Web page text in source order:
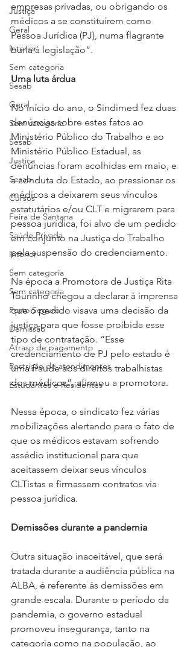
Justiça
Geral
Interior
Sem categoria
Sesab
Geral
Sem categoria
Sesab
Justiça
Sesab
Cursos
Feira de Santana
Saúde Privada
Interior
Sem categoria
Sem categoria
Porto Seguro
Demissão
Atraso de pagamento
Restrição de atendimentos
Estudantes e Residentes
empresas privadas, ou obrigando os
médicos a se constituírem como
Pessoa Jurídica (PJ), numa flagrante
burla à legislação”.
Uma luta árdua
No início do ano, o Sindimed fez duas
denúncias sobre estes fatos ao
Ministério Público do Trabalho e ao
Ministério Público Estadual, as
denúncias foram acolhidas em maio, e
a conduta do Estado, ao pressionar os
médicos a deixarem seus vínculos
estatutários e/ou CLT e migrarem para
pessoa jurídica, foi alvo de um pedido
em conjunto na Justiça do Trabalho
pela suspensão do credenciamento.
Na época a Promotora de Justiça Rita
Tourinho chegou a declarar à imprensa
que o pedido visava uma decisão da
justiça para que fosse proibida esse
tipo de contratação. “Esse
credenciamento de PJ pelo estado é
uma fraude aos direitos trabalhistas
dos médicos”, afirmou a promotora.
Nessa época, o sindicato fez várias
mobilizações alertando para o fato de
que os médicos estavam sofrendo
assédio institucional para que
aceitassem deixar seus vínculos
CLTistas e firmassem contratos via
pessoa jurídica.
Demissões durante a pandemia
Outra situação inaceitável, que será
tratada durante a audiência pública na
ALBA, é referente às demissões em
grande escala. Durante o período da
pandemia, o governo estadual
promoveu insegurança, tanto na
categoria como na população, ao